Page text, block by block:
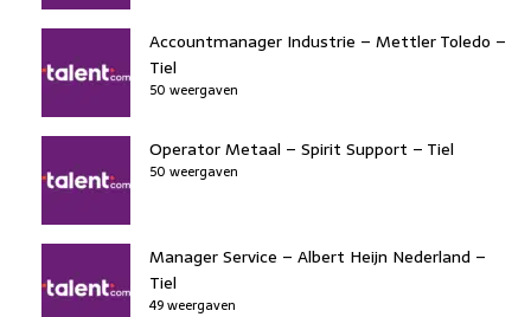
Accountmanager Industrie – Mettler Toledo –
Tiel
50 weergaven
Operator Metaal – Spirit Support – Tiel
50 weergaven
Manager Service – Albert Heijn Nederland –
Tiel
49 weergaven